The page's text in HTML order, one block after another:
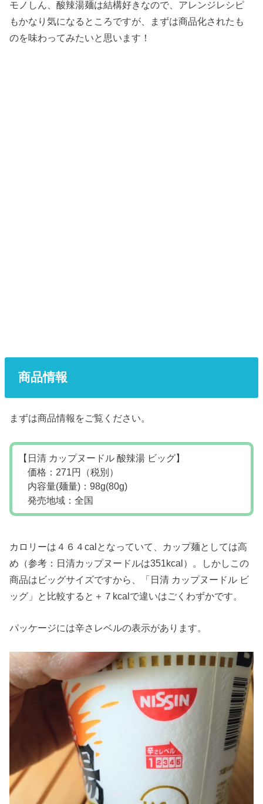
モノしん、酸辣湯麺は結構好きなので、アレンジレシピ
もかなり気になるところですが、まずは商品化されたも
のを味わってみたいと思います！
商品情報
まずは商品情報をご覧ください。
【日清 カップヌードル 酸辣湯 ビッグ】
価格：271円（税別）
内容量(麺量)：98g(80g)
発売地域：全国
カロリーは４６４calとなっていて、カップ麺としては高
め（参考：日清カップヌードルは351kcal）。しかしこの
商品はビッグサイズですから、「日清 カップヌードル ビ
ッグ」と比較すると＋７kcalで違いはごくわずかです。
パッケージには辛さレベルの表示があります。